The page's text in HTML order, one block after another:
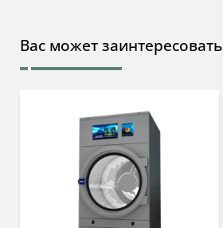
Вас может заинтересовать